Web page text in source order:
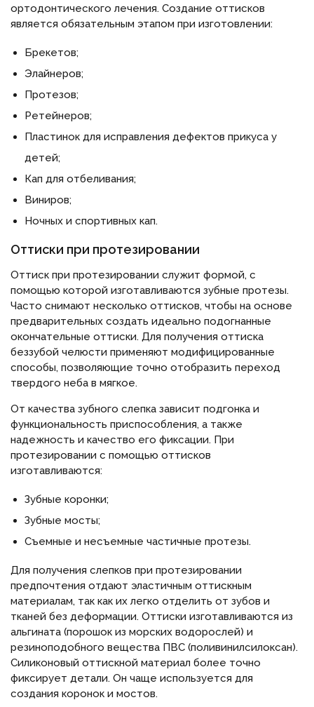
ортодонтического лечения. Создание оттисков
является обязательным этапом при изготовлении:
Брекетов;
Элайнеров;
Протезов;
Ретейнеров;
Пластинок для исправления дефектов прикуса у
детей;
Кап для отбеливания;
Виниров;
Ночных и спортивных кап.
Оттиски при протезировании
Оттиск при протезировании служит формой, с
помощью которой изготавливаются зубные протезы.
Часто снимают несколько оттисков, чтобы на основе
предварительных создать идеально подогнанные
окончательные оттиски. Для получения оттиска
беззубой челюсти применяют модифицированные
способы, позволяющие точно отобразить переход
твердого неба в мягкое.
От качества зубного слепка зависит подгонка и
функциональность приспособления, а также
надежность и качество его фиксации. При
протезировании с помощью оттисков
изготавливаются:
Зубные коронки;
Зубные мосты;
Съемные и несъемные частичные протезы.
Для получения слепков при протезировании
предпочтения отдают эластичным оттискным
материалам, так как их легко отделить от зубов и
тканей без деформации. Оттиски изготавливаются из
альгината (порошок из морских водорослей) и
резиноподобного вещества ПВС (поливинилсилоксан).
Силиконовый оттискной материал более точно
фиксирует детали. Он чаще используется для
создания коронок и мостов.